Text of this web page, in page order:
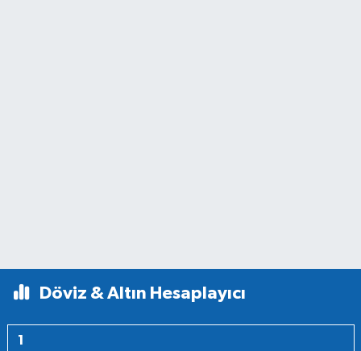
Döviz & Altın Hesaplayıcı